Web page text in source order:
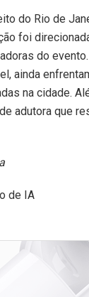
do Rio de
foi
do
ainda
na cidade.
adutora que
de IA